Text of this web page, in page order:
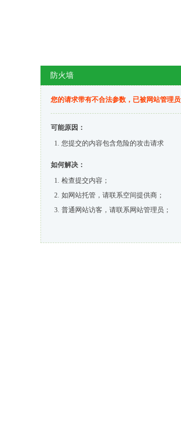
防火墙
您的请求带有不合法参数，已被网站管理员
可能原因：
您提交的内容包含危险的攻击请求
如何解决：
检查提交内容；
如网站托管，请联系空间提供商；
普通网站访客，请联系网站管理员；